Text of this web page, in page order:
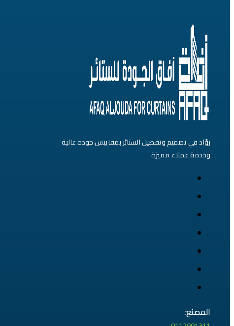
المنتج.
يمكن
اختيار
الخيارات
على
المنتج
روّاد في تصميم وتفصيل الستائر بمقاييس جودة عالية
وخدمة عملاء مميزة
المصنع: